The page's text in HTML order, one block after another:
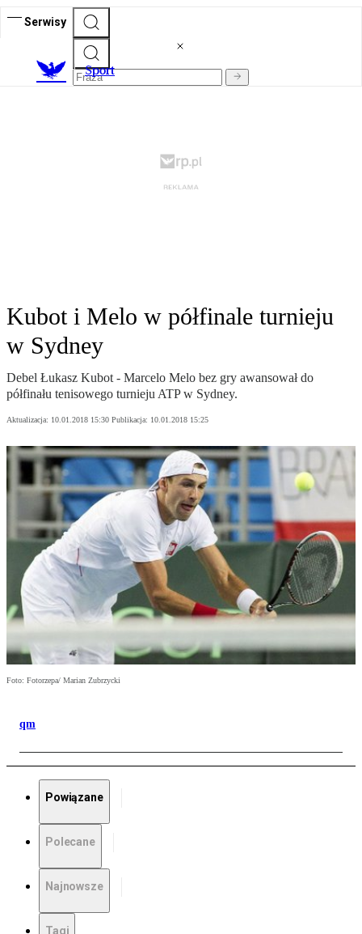
Serwisy
Sport
Kubot i Melo w półfinale turnieju
w Sydney
Debel Łukasz Kubot - Marcelo Melo bez gry awansował do
półfinału tenisowego turnieju ATP w Sydney.
Aktualizacja: 10.01.2018 15:30 Publikacja: 10.01.2018 15:25
Foto: Fotorzepa/ Marian Zubrzycki
qm
Powiązane
Polecane
Najnowsze
Tagi